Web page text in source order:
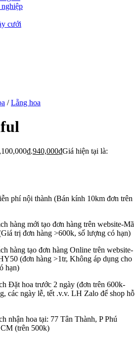
cưới
/ Lẵng hoa
940,000₫Giá hiện tại là:
phí nội thành (Bán kính 10km đơn trên
hàng mới tạo đơn hàng trên website-Mã
trị đơn hàng >600k, số lượng có hạn)
hàng tạo đơn hàng Online trên website-
(đơn hàng >1tr, Không áp dụng cho
hạn)
Đặt hoa trước 2 ngày (đơn trên 600k-
các ngày lễ, tết .v.v. LH Zalo để shop hỗ
nhận hoa tại: 77 Tân Thành, P Phú
(trên 500k)